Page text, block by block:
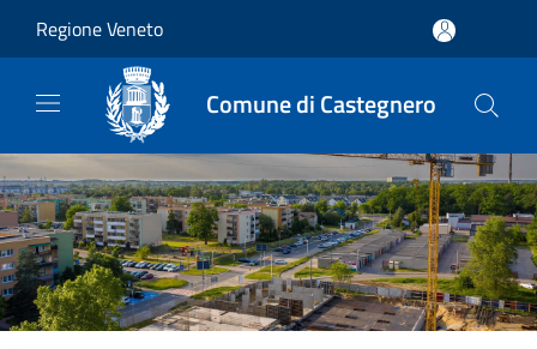
Regione Veneto
Comune di Castegnero